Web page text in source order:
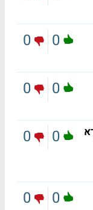
0
0
0
0
0
0
0
0